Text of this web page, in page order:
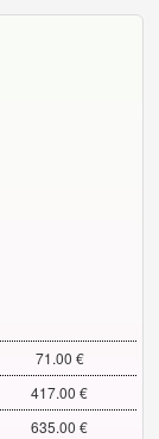
71.00 €
417.00 €
635.00 €